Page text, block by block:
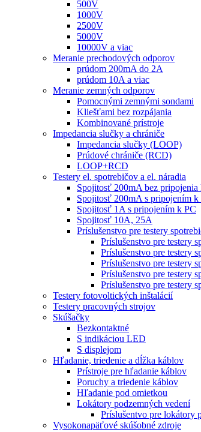
500V
1000V
2500V
5000V
10000V a viac
Meranie prechodových odporov
prúdom 200mA do 2A
prúdom 10A a viac
Meranie zemných odporov
Pomocnými zemnými sondami
Kliešťami bez rozpájania
Kombinované prístroje
Impedancia slučky a chrániče
Impedancia slučky (LOOP)
Prúdové chrániče (RCD)
LOOP+RCD
Testery el. spotrebičov a el. náradia
Spojitosť 200mA bez pripojenia
Spojitosť 200mA s pripojením k
Spojitosť 1A s pripojením k PC
Spojitosť 10A, 25A
Príslušenstvo pre testery
Príslušenstvo pre testery
Príslušenstvo pre testery
Príslušenstvo pre testery
Príslušenstvo pre
Príslušenstvo pre testery
Testery fotovoltických inštalácií
Testery pracovných strojov
Skúšačky
Bezkontaktné
S indikáciou LED
S displejom
Hľadanie, triedenie a dĺžka káblov
Prístroje pre hľadanie káblov
Poruchy a triedenie káblov
Hľadanie pod omietkou
Lokátory podzemných vedení
Príslušentvo pre lokátory
Vysokonapäťové skúšobné zdroje